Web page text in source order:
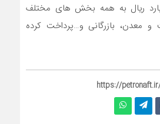
و 932 میلیارد ریال به همه بخش های مختلف
معدن، بازرگانی و…پرداخت کرده
https://